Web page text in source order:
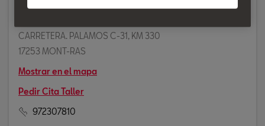
CARRETERA. PALAMOS C-31, KM 330
17253 MONT-RAS
Mostrar en el mapa
Pedir Cita Taller
972307810